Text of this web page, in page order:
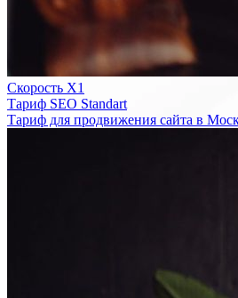
Скорость Х1
Тариф SEO Standart
Тариф для продвижения сайта в